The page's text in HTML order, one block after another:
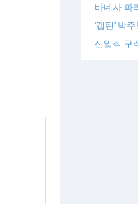
바네사 파
‘캡틴’ 박
신입직 구